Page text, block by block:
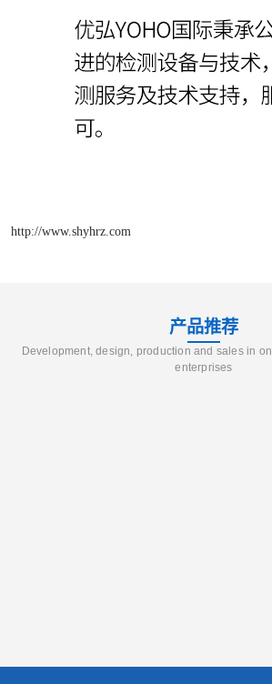
http://www.shyhrz.com
产品推荐
Development, design, production and sales in
enterprises